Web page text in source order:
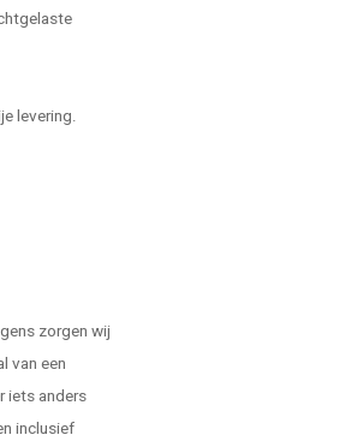
levering.
zorgen wij
van een
iets anders
inclusief